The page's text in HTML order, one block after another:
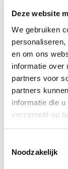
Deze website
We gebruiken
en om ons
informatie over
partners voor
partners
informatie die
verzameld op
Noodzakelijk